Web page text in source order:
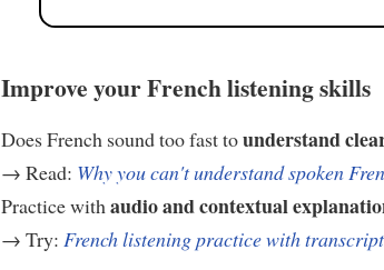
Improve your French listening skills
Does French sound too fast tounderstand
→ Read: Why you can't understand spoken
Practice with audio and contextual
→ Try: French listening practice with